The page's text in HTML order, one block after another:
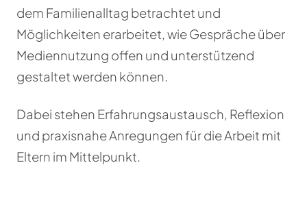
dem Familienalltag betrachtet und
Möglichkeiten erarbeitet, wie Gespräche über
Mediennutzung offen und unterstützend
gestaltet werden können.
Dabei stehen Erfahrungsaustausch, Reflexion
und praxisnahe Anregungen für die Arbeit mit
Eltern im Mittelpunkt.